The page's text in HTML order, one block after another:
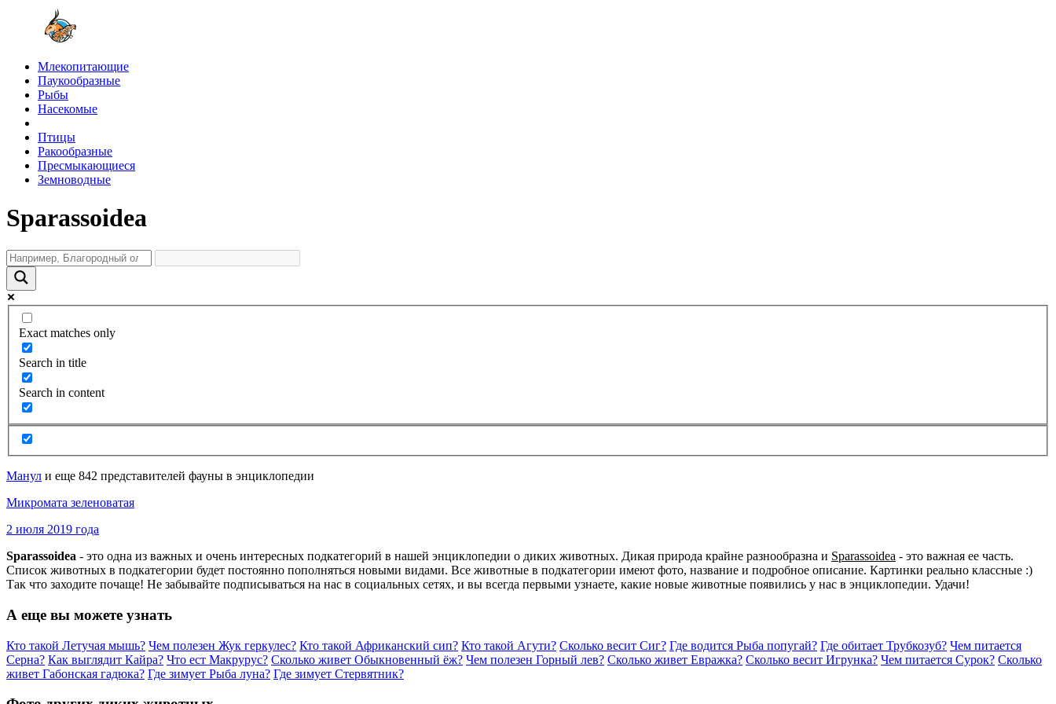
Млекопитающие
Паукообразные
Рыбы
Насекомые
Птицы
Ракообразные
Пресмыкающиеся
Земноводные
Sparassoidea
Exact matches only
Search in title
Search in content
Манул и еще 842 представителей фауны в энциклопедии
Микромата зеленоватая
2 июля 2019 года
Sparassoidea - это одна из важных и очень интересных подкатегорий в нашей энциклопедии о диких животных. Дикая природа крайне разнообразна и Sparassoidea - это важная ее часть.
Список животных в подкатегории будет постоянно пополняться новыми видами. Все животные в подкатегории имеют фото, название и подробное описание. Картинки реально классные :)
Так что заходите почаще! Не забывайте подписываться на нас в социальных сетях, и вы всегда первыми узнаете, какие новые животные появились у нас в энциклопедии. Удачи!
А еще вы можете узнать
Кто такой Летучая мышь? Чем полезен Жук геркулес? Кто такой Африканский сип? Кто такой Агути? Сколько весит Сиг? Где водится Рыба попугай? Где обитает Трубкозуб? Чем питается
Серна? Как выглядит Кайра? Что ест Макрурус? Сколько живет Обыкновенный ёж? Чем полезен Горный лев? Сколько живет Евражка? Сколько весит Игрунка? Чем питается Сурок? Сколько
живет Габонская гадюка? Где зимует Рыба луна? Где зимует Стервятник?